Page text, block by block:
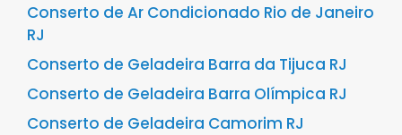
Conserto de Ar Condicionado Rio de Janeiro
RJ
Conserto de Geladeira Barra da Tijuca RJ
Conserto de Geladeira Barra Olímpica RJ
Conserto de Geladeira Camorim RJ